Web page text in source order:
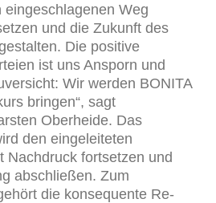
eingeschlagenen Weg
und die Zukunft des
Die positive
ist uns Ansporn und
Wir werden BONITA
bringen“, sagt
Oberheide. Das
den eingeleiteten
Nachdruck fortsetzen und
abschließen. Zum
die konsequente Re-